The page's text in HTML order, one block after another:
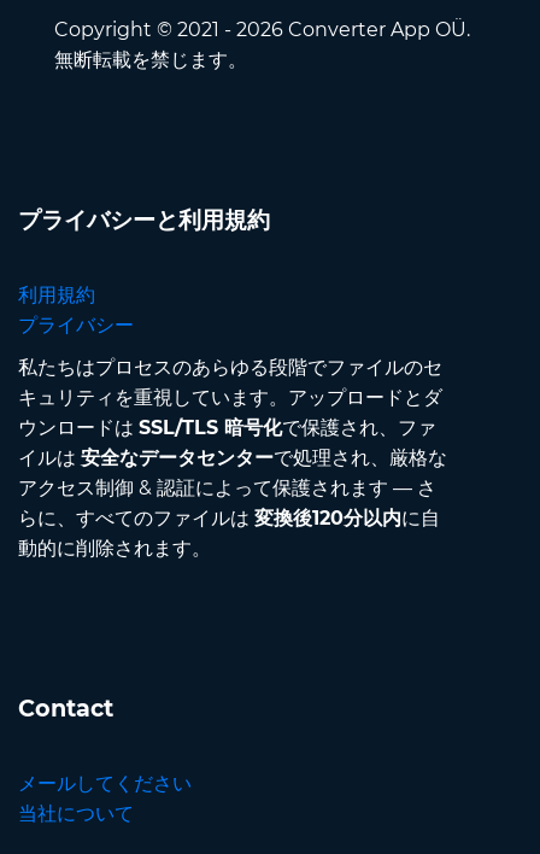
Copyright © 2021 - 2026 Converter App OÜ.
無断転載を禁じます。
プライバシーと利用規約
利用規約
プライバシー
私たちはプロセスのあらゆる段階でファイルのセ
キュリティを重視しています。アップロードとダ
ウンロードは SSL/TLS 暗号化で保護され、ファ
イルは 安全なデータセンターで処理され、厳格な
アクセス制御 & 認証によって保護されます — さ
らに、すべてのファイルは 変換後120分以内に自
動的に削除されます。
Contact
メールしてください
当社について